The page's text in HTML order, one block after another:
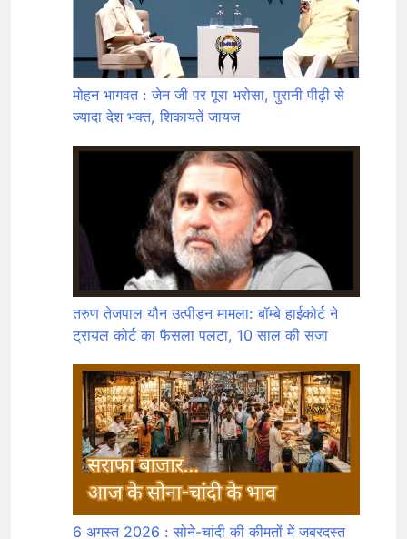
मोहन भागवत : जेन जी पर पूरा भरोसा, पुरानी पीढ़ी से
ज्यादा देश भक्त, शिकायतें जायज
तरुण तेजपाल यौन उत्पीड़न मामला: बॉम्बे हाईकोर्ट ने
ट्रायल कोर्ट का फैसला पलटा, 10 साल की सजा
6 अगस्त 2026 : सोने-चांदी की कीमतों में जबरदस्त